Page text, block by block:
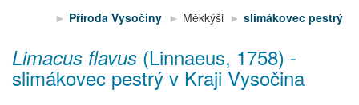
Příroda Vysočiny Měkkýši slimákovec pestrý
Limacus flavus (Linnaeus, 1758) -
slimákovec pestrý v Kraji Vysočina